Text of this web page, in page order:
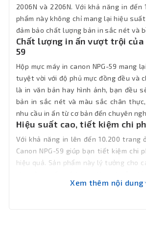
2006N và 2206N. Với khả năng in đến
phẩm này không chỉ mang lại hiệu
đảm bảo chất lượng bản in sắc nét và
Chất lượng in ấn vượt trội của
59
Hộp mực máy in canon NPG-59 mang
tuyệt vời với độ phủ mực đồng đều và
là in văn bản hay hình ảnh, bạn đều
bản in sắc nét và màu sắc chân
nhu cầu in ấn từ cơ bản đến chuyên
Hiệu suất cao, tiết kiệm chi
Với khả năng in lên đến 10.200 trang
Canon NPG-59 giúp bạn tiết kiệm chi
hiệu quả. Sản phẩm này lý tưởng cho
Xem thêm nội dung